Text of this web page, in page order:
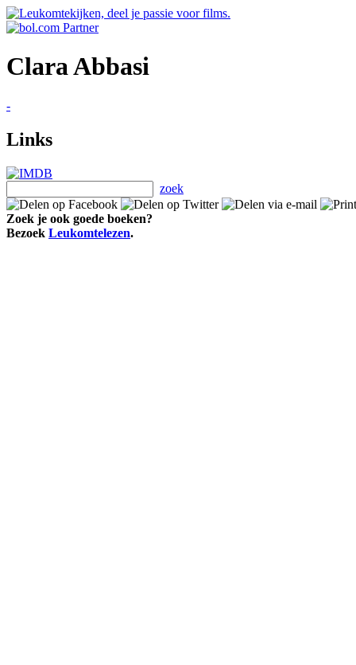
Clara Abbasi
-
Links
zoek
Zoek je ook goede boeken?
Bezoek Leukomtelezen.